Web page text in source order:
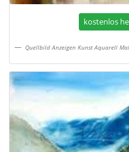
kostenlos
Quellbild Anzeigen Kunst Aquarell